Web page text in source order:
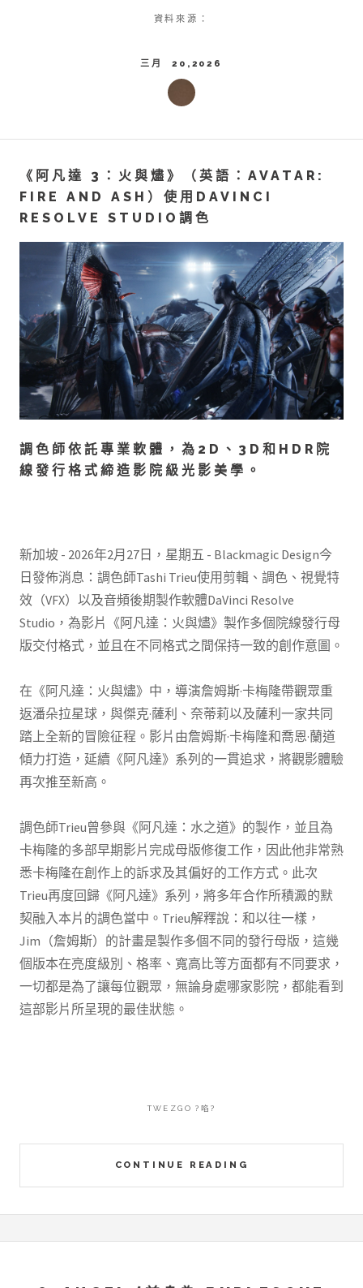
資料來源：
三月 20,2026
《阿凡達 3：火與燼》（英語：AVATAR:
FIRE AND ASH）使用DAVINCI
RESOLVE STUDIO調色
調色師依託專業軟體，為2D、3D和HDR院
線發行格式締造影院級光影美學。
新加坡 - 2026年2月27日，星期五 - Blackmagic Design今
日發佈消息：調色師Tashi Trieu使用剪輯、調色、視覺特
效（VFX）以及音頻後期製作軟體DaVinci Resolve
Studio，為影片《阿凡達：火與燼》製作多個院線發行母
版交付格式，並且在不同格式之間保持一致的創作意圖。
在《阿凡達：火與燼》中，導演詹姆斯·卡梅隆帶觀眾重
返潘朵拉星球，與傑克·薩利、奈蒂莉以及薩利一家共同
踏上全新的冒險征程。影片由詹姆斯·卡梅隆和喬恩·蘭道
傾力打造，延續《阿凡達》系列的一貫追求，將觀影體驗
再次推至新高。
調色師Trieu曾參與《阿凡達：水之道》的製作，並且為
卡梅隆的多部早期影片完成母版修復工作，因此他非常熟
悉卡梅隆在創作上的訴求及其偏好的工作方式。此次
Trieu再度回歸《阿凡達》系列，將多年合作所積澱的默
契融入本片的調色當中。Trieu解釋說：和以往一樣，
Jim（詹姆斯）的計畫是製作多個不同的發行母版，這幾
個版本在亮度級別、格率、寬高比等方面都有不同要求，
一切都是為了讓每位觀眾，無論身處哪家影院，都能看到
這部影片所呈現的最佳狀態。
CONTINUE READING
TWEZGO ?啗?